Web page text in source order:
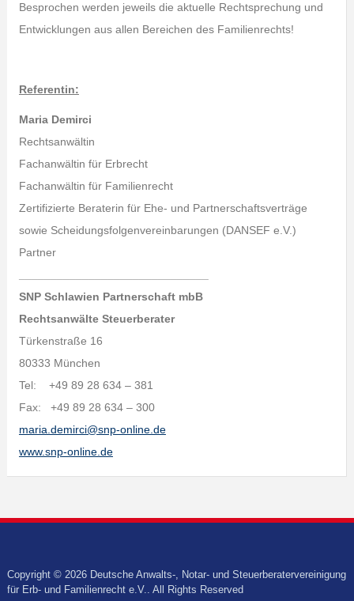
Besprochen werden jeweils die aktuelle Rechtsprechung und
Entwicklungen aus allen Bereichen des Familienrechts!
Referentin:
Maria Demirci
Rechtsanwältin
Fachanwältin für Erbrecht
Fachanwältin für Familienrecht
Zertifizierte Beraterin für Ehe- und Partnerschaftsverträge
sowie Scheidungsfolgenvereinbarungen (DANSEF e.V.)
Partner
SNP Schlawien Partnerschaft mbB
Rechtsanwälte Steuerberater
Türkenstraße 16
80333 München
Tel: +49 89 28 634 – 381
Fax: +49 89 28 634 – 300
maria.demirci@snp-online.de
www.snp-online.de
Copyright © 2026 Deutsche Anwalts-, Notar- und Steuerberatervereinigung
für Erb- und Familienrecht e.V.. All Rights Reserved